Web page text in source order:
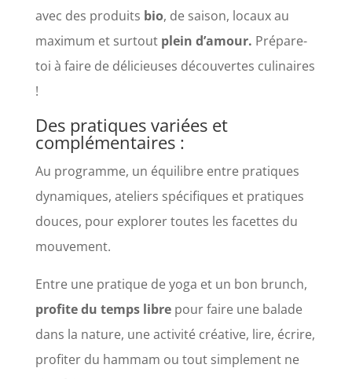
avec des produits bio, de saison, locaux au
maximum et surtout plein d’amour. Prépare-
toi à faire de délicieuses découvertes culinaires
!
Des pratiques variées et
complémentaires :
Au programme, un équilibre entre pratiques
dynamiques, ateliers spécifiques et pratiques
douces, pour explorer toutes les facettes du
mouvement.
Entre une pratique de yoga et un bon brunch,
profite du temps librepour faire une balade
dans la nature, une activité créative, lire, écrire,
profiter du hammam ou tout simplement ne